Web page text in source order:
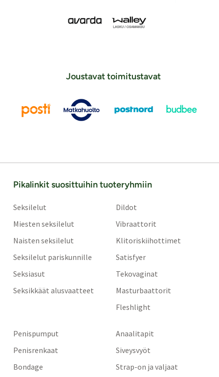
Joustavat toimitustavat
Pikalinkit suosittuihin tuoteryhmiin
Seksilelut
Miesten seksilelut
Naisten seksilelut
Seksilelut pariskunnille
Seksiasut
Seksikkäät alusvaatteet
Dildot
Vibraattorit
Klitoriskiihottimet
Satisfyer
Tekovaginat
Masturbaattorit
Fleshlight
Penispumput
Penisrenkaat
Bondage
Anaalitapit
Siveysvyöt
Strap-on ja valjaat